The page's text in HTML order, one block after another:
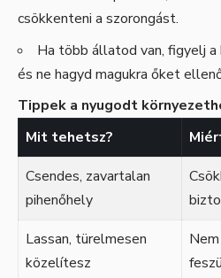
csökkenteni a szorongást.
Ha több állatod van, figyelj a
és ne hagyd magukra őket
Tippek a nyugodt
Mit tehetsz?
Csendes, zavartalan
pihenőhely
Lassan, türelmesen
közelítesz